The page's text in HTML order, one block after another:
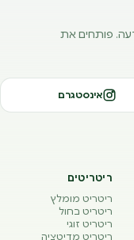
פותחים את
אינסטגרם
ריטריטים
ריטריט מומלץ
ריטריט בחול
ריטריט זוגי
ריטריט מדיטציה